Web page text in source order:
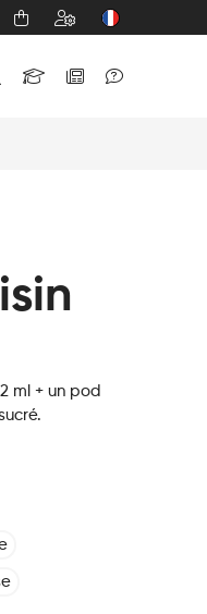
ml + un pod